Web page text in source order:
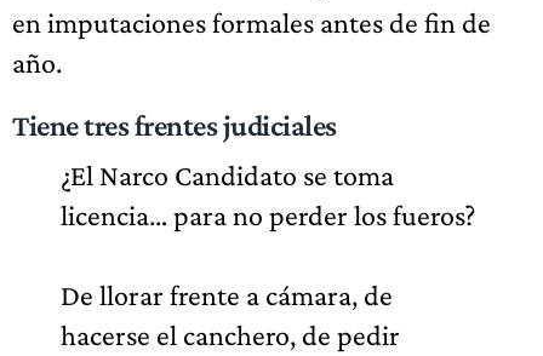
en imputaciones formales antes de fin de
año.
Tiene tres frentes judiciales
¿El Narco Candidato se toma
licencia… para no perder los fueros?
De llorar frente a cámara, de
hacerse el canchero, de pedir